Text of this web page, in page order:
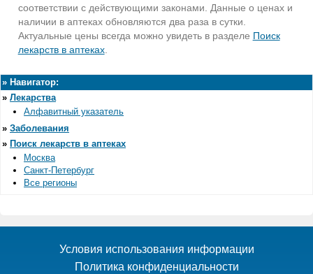
соответствии с действующими законами. Данные о ценах и
наличии в аптеках обновляются два раза в сутки.
Актуальные цены всегда можно увидеть в разделе Поиск
лекарств в аптеках.
» Навигатор:
» Лекарства
Алфавитный указатель
» Заболевания
» Поиск лекарств в аптеках
Москва
Санкт-Петербург
Все регионы
Условия использования информации
Политика конфиденциальности